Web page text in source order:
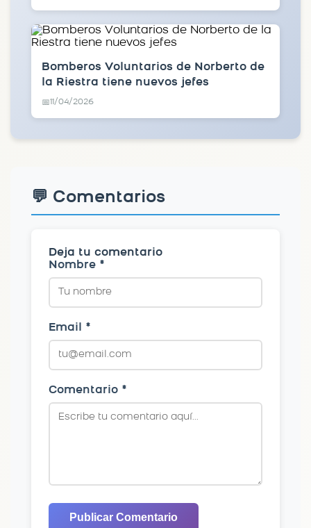
Bomberos Voluntarios de Norberto de
la Riestra tiene nuevos jefes
📅11/04/2026
💬 Comentarios
Deja tu comentario
Nombre *
Email *
Comentario *
Publicar Comentario